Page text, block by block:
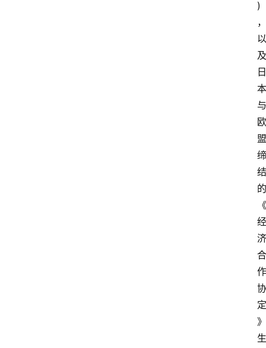
)
，
以
及
日
本
与
欧
盟
缔
结
的
《
经
济
合
作
协
定
》
生